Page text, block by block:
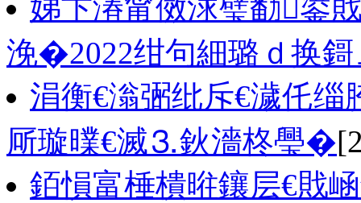
娣卞湷甯傚浗璧勫鍙
浼�2022绀句細璐ｄ换
涓衡€滃弻纰斥€濊仛缁
厛璇曗€滅⒊鈥濇柊璺�
銆愪富棰樻暀鑲层€戝